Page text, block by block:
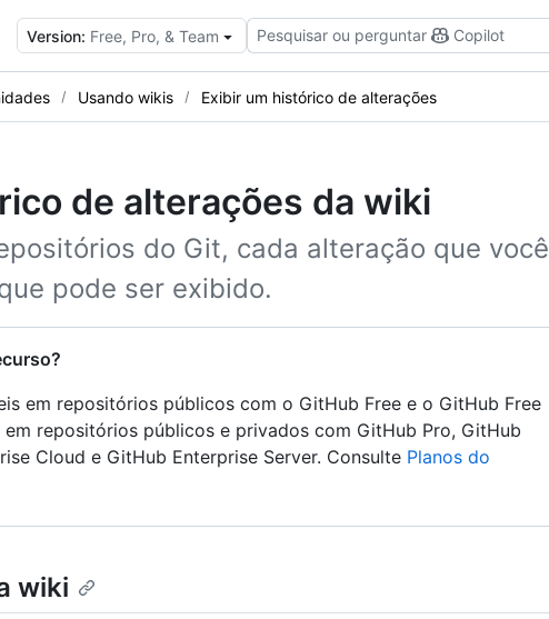
Version: Free, Pro, & Team Pesquisar ou perguntar Copilot
Usando wikis Exibir um histórico de alterações
de alterações da wiki
do Git, cada alteração que você
pode ser exibido.
em repositórios públicos com o GitHub Free e o GitHub Free
em repositórios públicos e privados com GitHub Pro, GitHub
Cloud e GitHub Enterprise Server. Consulte Planos do
wiki